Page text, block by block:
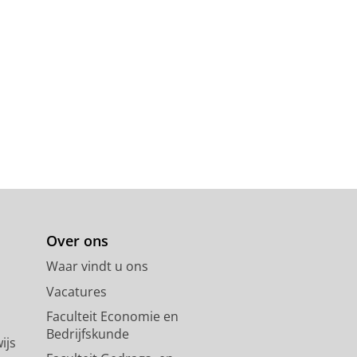
Over ons
Waar vindt u ons
Vacatures
Faculteit Economie en
Bedrijfskunde